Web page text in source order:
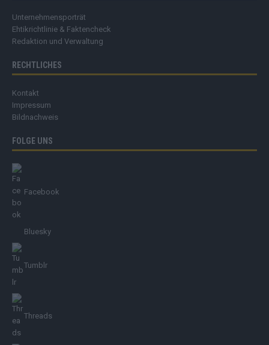
Unternehmensporträt
Ehtikrichtlinie & Faktencheck
Redaktion und Verwaltung
RECHTLICHES
Kontakt
Impressum
Bildnachweis
FOLGE UNS
Facebook
Bluesky
Tumblr
Threads